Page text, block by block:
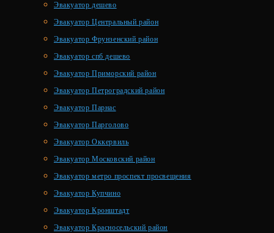
Эвакуатор дешево
Эвакуатор Центральный район
Эвакуатор Фрунзенский район
Эвакуатор спб дешево
Эвакуатор Приморский район
Эвакуатор Петроградский район
Эвакуатор Парнас
Эвакуатор Парголово
Эвакуатор Оккервиль
Эвакуатор Московский район
Эвакуатор метро проспект просвещения
Эвакуатор Купчино
Эвакуатор Кронштадт
Эвакуатор Красносельский район